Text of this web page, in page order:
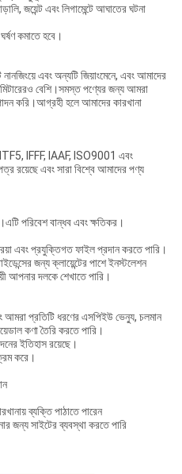
জয়েন্ট এবং লিগামেন্টে আঘাতের ঘটনা
কমাতে হবে।
এবং অন্যটি জিয়াংমেনে, এবং আমাদের
বেশি।সমস্ত পণ্যের জন্য আমরা
করি।আগ্রহী হলে আমাদের কারখানা
IFFF, IAAF, ISO9001 এবং
রয়েছে এবং সারা বিশ্বে আমাদের পণ্য
পরিবেশ বান্ধব এবং ক্ষতিকর।
এবং প্রযুক্তিগত ফাইল প্রদান করতে পারি।
জন্য ক্লায়েন্টের পাশে ইনস্টলেশন
আপনার দলকে শেখাতে পারি।
আমরা প্রতিটি ধরণের এসপিইউ ভেন্যু, চলমান
কণা তৈরি করতে পারি।
ইতিহাস রয়েছে।
করে।
ব্যক্তি পাঠাতে পারেন
জন্য সাইটের ব্যবস্থা করতে পারি